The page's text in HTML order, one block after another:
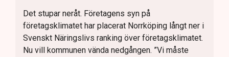
Det stupar neråt. Företagens syn på
företagsklimatet har placerat Norrköping långt ner i
Svenskt Näringslivs ranking över företagsklimatet.
Nu vill kommunen vända nedgången. ”Vi måste